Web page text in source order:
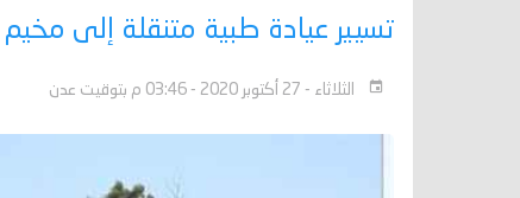
تسيير عيادة طبية متنقلة إلى مخيم
الثلاثاء - 27 أكتوبر 2020 - 03:46 م بتوقيت عدن